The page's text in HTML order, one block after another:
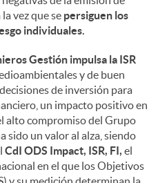
vez que se persiguen los
individuales.
Gestión impulsa la ISR
y de buen
de inversión para
un impacto positivo en
alto compromiso del Grupo
sido un valor al alza, siendo
CdI ODS Impact, ISR, FI, el
en el que los Objetivos